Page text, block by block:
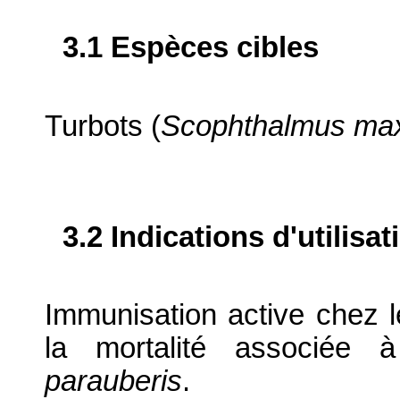
3.1 Espèces cibles
Turbots (Scophthalmus
3.2 Indications
Immunisation active chez
la mortalité associée
parauberis.